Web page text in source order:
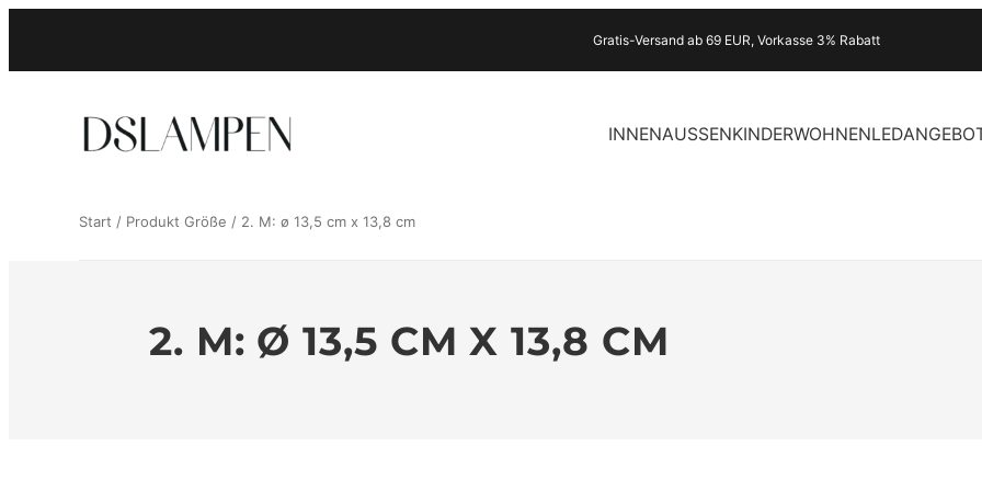
springen
Gratis-Versand ab 69 EUR, Vorkasse 3% Rabatt
INNENAUSSENKINDERWOHNENLED
Start / Produkt Größe / 2. M: ø 13,5 cm x 13,8 cm
2. M: Ø 13,5 CM X 13,8 CM